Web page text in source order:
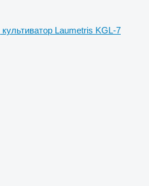
культиватор Laumetris KGL-7